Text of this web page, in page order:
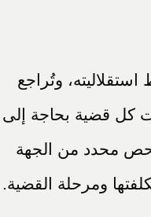
وتُراجع
كل قضية بحاجة إلى
محدد من الجهة
ومرحلة القضية.